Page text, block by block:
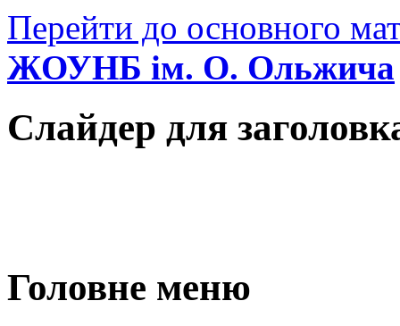
Перейти до основного
ЖОУНБ ім. О. Ольжича
Слайдер для
Головне меню